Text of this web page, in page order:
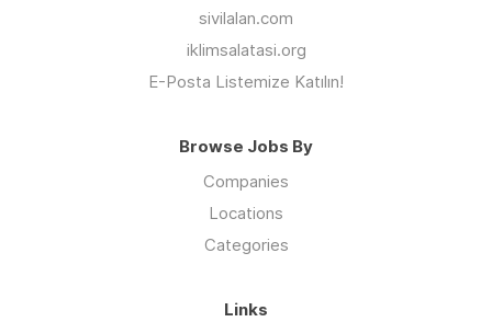
sivilalan.com
iklimsalatasi.org
E-Posta Listemize Katılın!
Browse Jobs By
Companies
Locations
Categories
Links